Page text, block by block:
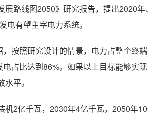
路线图2050》研究报告，提出2020年
有望主宰电力系统。
按照研究设计的情景，电力占整个终
占比达到86%。如果以上目标能够实
平。
2亿千瓦，2030年4亿千瓦，2050年10